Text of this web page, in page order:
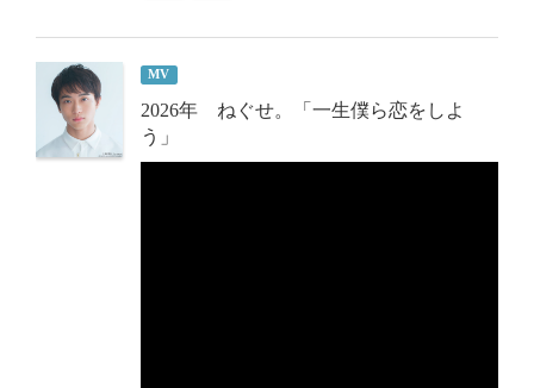
MV
2026年 ねぐせ。「一生僕ら恋をしよ
う」